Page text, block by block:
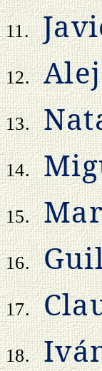
11.
12.
13.
14.
15.
16.
17.
18.